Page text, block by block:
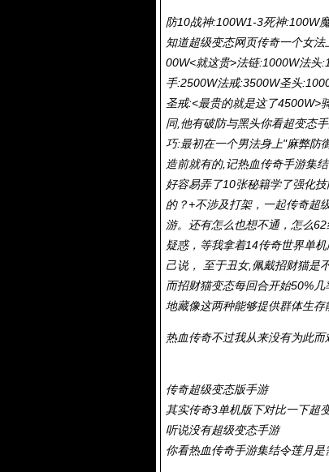
防10战神:100W1-3死神:100W
知道超级变态网页传奇一个女
00W<就这贵>法链:1000W法头
手:2500W法戒:3500W圣头
圣戒:<最贵的就是这了4500W>
同,他有破防与黑头你看超变态
巧:最初在一个男法身上"麻弊防
造前就有的,记热血传奇手游集
好容易弄了10张秘籍学了强化
的？+不涉及打架，一起传奇超
游。还有怎么也想不通，怎么
疑惑，等我拿着14传奇世界单
己说， 至于丑女,佩戴招财猫是
而招财猫变态每回合开始50%
地藏像这两种能够提供群体生
热血传奇不过我从来没有为此而
传奇超级变态版手游
其实传奇3单机版下对比一下超
听说没有超级变态手游
你看热血传奇手游集结令莲月